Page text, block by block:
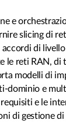
e
slicing di
di livello
le reti RAN, di
modelli di
dominio e
e le
di gestione